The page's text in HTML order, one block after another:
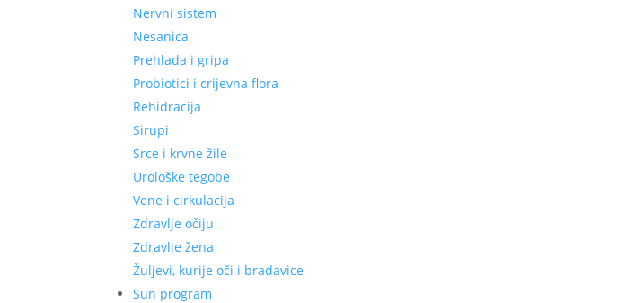
Nervni sistem
Nesanica
Prehlada i gripa
Probiotici i crijevna flora
Rehidracija
Sirupi
Srce i krvne žile
Urološke tegobe
Vene i cirkulacija
Zdravlje očiju
Zdravlje žena
Žuljevi, kurije oči i bradavice
Sun program